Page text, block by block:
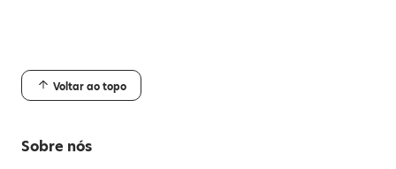
Voltar ao topo
Sobre nós